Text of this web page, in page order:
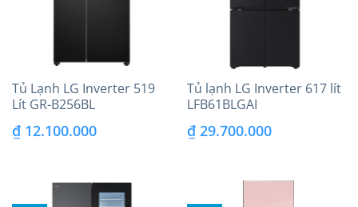
Tủ Lạnh LG Inverter 519
Lít GR-B256BL
₫12.100.000
Tủ lạnh LG Inverter 617 lít
LFB61BLGAI
₫29.700.000